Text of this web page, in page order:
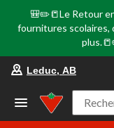
🎒✏️📒Le Retour
fournitures scolaires,
Leduc, AB